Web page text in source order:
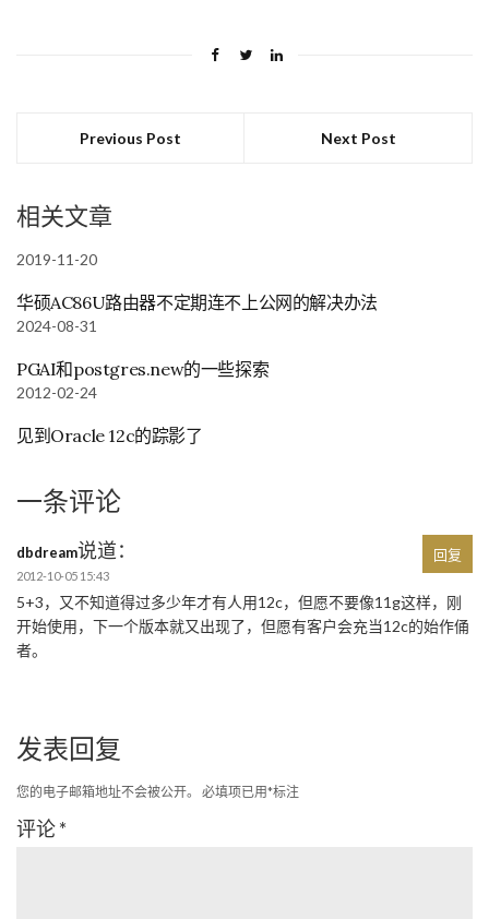
Previous Post Next Post
相关文章
2019-11-20
华硕AC86U路由器不定期连不上公网的解决办法
2024-08-31
PGAI和postgres.new的一些探索
2012-02-24
见到Oracle 12c的踪影了
一条评论
dbdream说道：
2012-10-05 15:43
5+3，又不知道得过多少年才有人用12c，但愿不要像11g这样，刚
开始使用，下一个版本就又出现了，但愿有客户会充当12c的始作俑
者。
回复
发表回复
您的电子邮箱地址不会被公开。 必填项已用*标注
评论*